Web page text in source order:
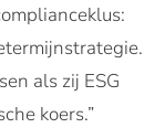
als zij ESG
koers.”